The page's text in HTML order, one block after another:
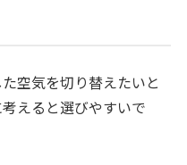
空気を切り替えたいと
えると選びやすいで